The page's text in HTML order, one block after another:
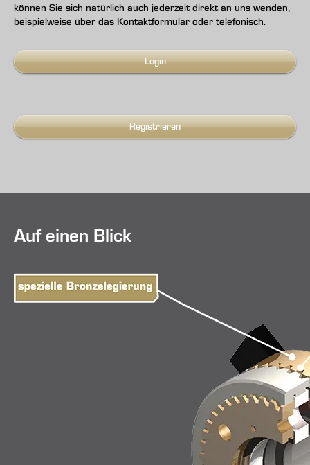
können Sie sich natürlich auch jederzeit direkt an uns wenden,
beispielweise über das Kontaktformular oder telefonisch.
Login
Registrieren
Auf einen Blick